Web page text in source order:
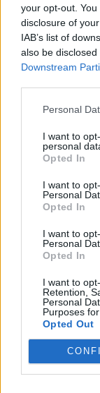
your opt-out.
disclosure of
IAB’s list of
also be
Downstream
Personal
I want to
personal
Opted In
I want to
Personal
Opted In
I want to
Personal
Opted In
I want to
Retention,
Personal
Purposes
Opted Out
Santé
Canicule : les conseils
cardiologues pour
Populaires
Médicament retiré en
Ce cancer mortel
Je suis cardiologue
meilleur pour le cœur